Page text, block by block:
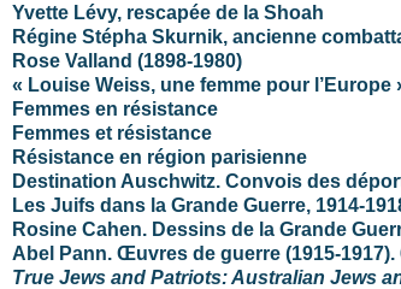
Yvette Lévy, rescapée de la Shoah
Régine Stépha Skurnik, ancienne
Rose Valland (1898-1980)
« Louise Weiss, une femme pour l’Europe
Femmes en résistance
Femmes et résistance
Résistance en région parisienne
Destination Auschwitz. Convois des
Les Juifs dans la Grande Guerre, 1914-
Rosine Cahen. Dessins de la Grande
Abel Pann. Œuvres de guerre (1915-
True Jews and Patriots: Australian Jews